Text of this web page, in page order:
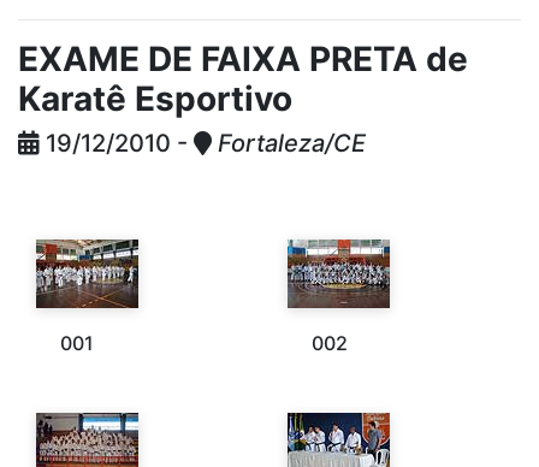
EXAME DE FAIXA PRETA de
Karatê Esportivo
19/12/2010 - Fortaleza/CE
001 002